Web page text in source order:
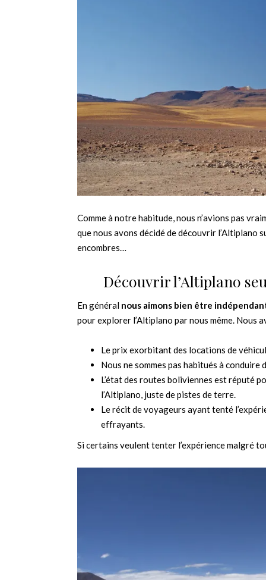
Comme à notre habitude, nous n’avions pas
que nous avons décidé de découvrir l’Altiplano
encombres…
Découvrir l’Altiplano
En général nous aimons bien être
pour explorer l’Altiplano par nous même. Nous
Le prix exorbitant des locations de
Nous ne sommes pas habitués à conduire
L’état des routes boliviennes est réputé
l’Altiplano, juste de pistes de terre.
Le récit de voyageurs ayant tenté
effrayants.
Si certains veulent tenter l’expérience malgré